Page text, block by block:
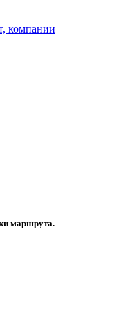
компании
маршрута.